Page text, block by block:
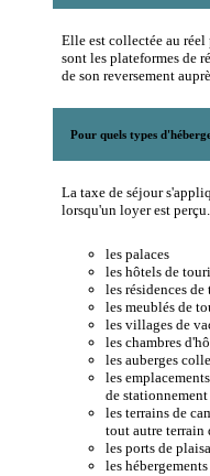
Elle est collectée au
sont les plateformes de
de son reversement
Pour quels types
La taxe de séjour
lorsqu'un loyer est perçu.
les palaces
les hôtels de
les résidences de
les meublés de
les villages de
les chambres
les auberges
les
de
les terrains de
tout autre terrain
les ports de
les